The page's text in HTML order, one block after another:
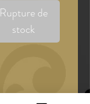
Rupture de
stock